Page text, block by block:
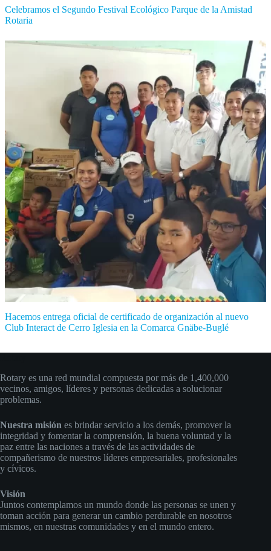
Celebramos el Segundo Festival Ecológico Parque de la Amistad
Rotaria
Hacemos entrega oficial de certificado de organización al nuevo
Club Interact de Cerro Iglesia en la Comarca Gnäbe-Buglé
Rotary es una red mundial compuesta por más de 1,400,000
vecinos, amigos, líderes y personas dedicadas a solucionar
problemas.
Nuestra misión es brindar servicio a los demás, promover la
integridad y fomentar la comprensión, la buena voluntad y la
paz entre las naciones a través de las actividades de
compañerismo de nuestros líderes empresariales, profesionales
y cívicos.
Visión
Juntos contemplamos un mundo donde las personas se unen y
toman acción para generar un cambio perdurable en nosotros
mismos, en nuestras comunidades y en el mundo entero.